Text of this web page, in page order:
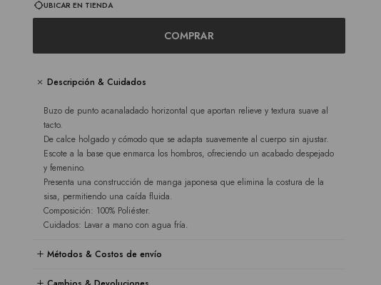
UBICAR EN TIENDA
COMPRAR
Descripción & Cuidados
Buzo de punto acanaladado horizontal que aportan relieve y textura suave al
tacto.
De calce holgado y cómodo que se adapta suavemente al cuerpo sin ajustar.
Escote a la base que enmarca los hombros, ofreciendo un acabado despejado
y femenino.
Presenta una construcción de manga japonesa que elimina la costura de la
sisa, permitiendo una caída fluida.
Composición: 100% Poliéster.
Cuidados: Lavar a mano con agua fría.
Métodos & Costos de envío